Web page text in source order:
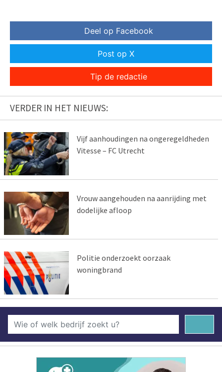
Deel op Facebook
Post op X
Tip de redactie
VERDER IN HET NIEUWS:
Vijf aanhoudingen na ongeregeldheden
Vitesse – FC Utrecht
Vrouw aangehouden na aanrijding met
dodelijke afloop
Politie onderzoekt oorzaak
woningbrand